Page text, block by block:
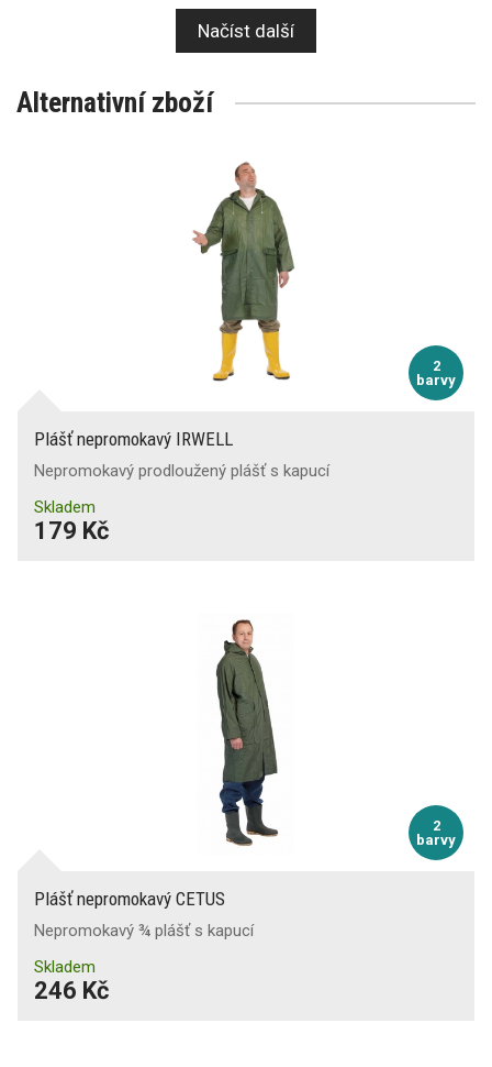
Načíst další
Alternativní zboží
2
barvy
Plášť nepromokavý IRWELL
Nepromokavý prodloužený plášť s kapucí
Skladem
179 Kč
2
barvy
Plášť nepromokavý CETUS
Nepromokavý ¾ plášť s kapucí
Skladem
246 Kč